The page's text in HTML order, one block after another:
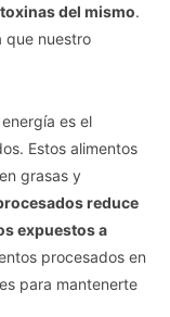
del mismo.
que nuestro
es el
Estos alimentos
grasas y
reduce
expuestos a
procesados en
para mantenerte